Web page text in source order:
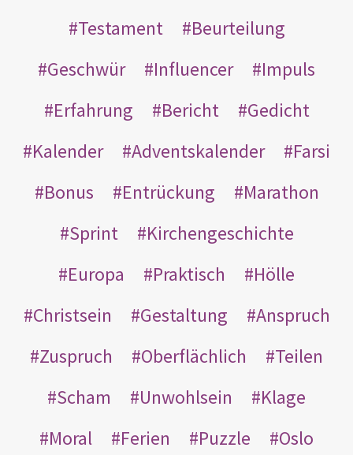
Testament
Beurteilung
Geschwür
Influencer
Impuls
Erfahrung
Bericht
Gedicht
Kalender
Adventskalender
Farsi
Bonus
Entrückung
Marathon
Sprint
Kirchengeschichte
Europa
Praktisch
Hölle
Christsein
Gestaltung
Anspruch
Zuspruch
Oberflächlich
Teilen
Scham
Unwohlsein
Klage
Moral
Ferien Puzzle
Oslo